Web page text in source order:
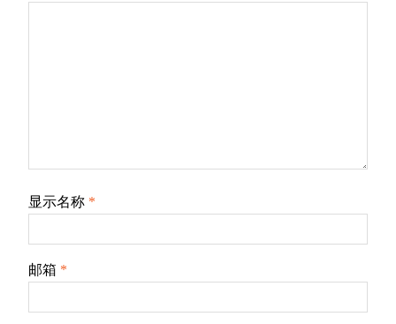
显示名称 *
邮箱 *